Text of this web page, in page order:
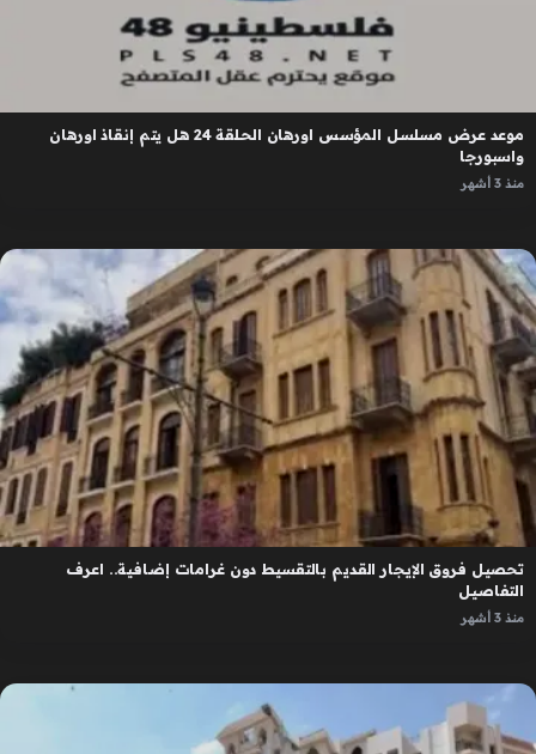
موعد عرض مسلسل المؤسس اورهان الحلقة 24 هل يتم إنقاذ اورهان
واسبورجا
منذ 3 أشهر
تحصيل فروق الإيجار القديم بالتقسيط دون غرامات إضافية.. اعرف
التفاصيل
منذ 3 أشهر